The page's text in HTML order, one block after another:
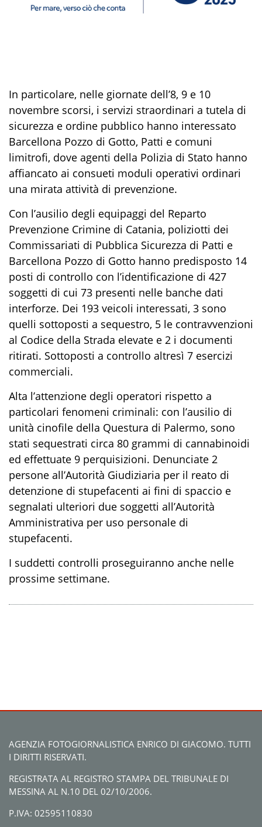
In particolare, nelle giornate dell’8, 9 e 10
novembre scorsi, i servizi straordinari a tutela di
sicurezza e ordine pubblico hanno interessato
Barcellona Pozzo di Gotto, Patti e comuni
limitrofi, dove agenti della Polizia di Stato hanno
affiancato ai consueti moduli operativi ordinari
una mirata attività di prevenzione.
Con l’ausilio degli equipaggi del Reparto
Prevenzione Crimine di Catania, poliziotti dei
Commissariati di Pubblica Sicurezza di Patti e
Barcellona Pozzo di Gotto hanno predisposto 14
posti di controllo con l’identificazione di 427
soggetti di cui 73 presenti nelle banche dati
interforze. Dei 193 veicoli interessati, 3 sono
quelli sottoposti a sequestro, 5 le contravvenzioni
al Codice della Strada elevate e 2 i documenti
ritirati. Sottoposti a controllo altresì 7 esercizi
commerciali.
Alta l’attenzione degli operatori rispetto a
particolari fenomeni criminali: con l’ausilio di
unità cinofile della Questura di Palermo, sono
stati sequestrati circa 80 grammi di cannabinoidi
ed effettuate 9 perquisizioni. Denunciate 2
persone all’Autorità Giudiziaria per il reato di
detenzione di stupefacenti ai fini di spaccio e
segnalati ulteriori due soggetti all’Autorità
Amministrativa per uso personale di
stupefacenti.
I suddetti controlli proseguiranno anche nelle
prossime settimane.
AGENZIA FOTOGIORNALISTICA ENRICO DI GIACOMO. TUTTI
I DIRITTI RISERVATI.
REGISTRATA AL REGISTRO STAMPA DEL TRIBUNALE DI
MESSINA AL N.10 DEL 02/10/2006.
P.IVA: 02595110830